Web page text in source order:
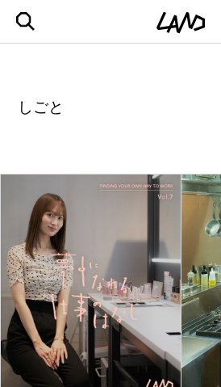
最新記事一覧を見る
ファッション グルメ
しごと